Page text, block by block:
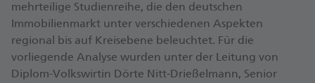
mehrteilige Studienreihe, die den deutschen
Immobilienmarkt unter verschiedenen Aspekten
regional bis auf Kreisebene beleuchtet. Für die
vorliegende Analyse wurden unter der Leitung von
Diplom-Volkswirtin Dörte Nitt-Drießelmann, Senior